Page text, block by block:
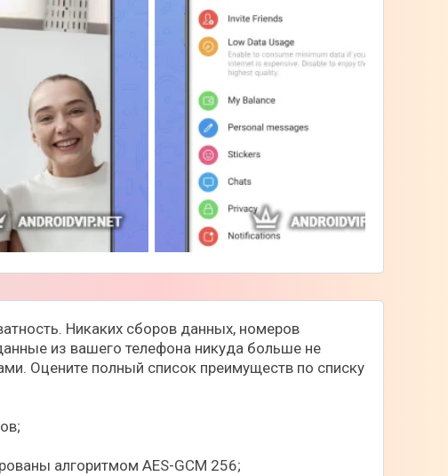
Никаких сборов данных, номеров
из вашего телефона никуда больше не
Оцените полный список преимуществ по списку
алгоритмом AES-GCM 256;